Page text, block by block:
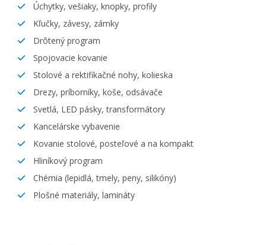
Úchytky, vešiaky, knopky, profily
Kľučky, závesy, zámky
Drôtený program
Spojovacie kovanie
Stolové a rektifikačné nohy, kolieska
Drezy, príborníky, koše, odsávače
Svetlá, LED pásky, transformátory
Kancelárske vybavenie
Kovanie stolové, posteľové a na kompakt
Hliníkový program
Chémia (lepidlá, tmely, peny, silikóny)
Plošné materiály, lamináty